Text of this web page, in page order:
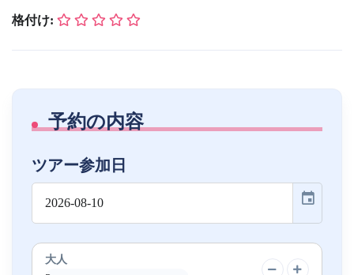
格付け:
予約の内容
ツアー参加日
event
大人